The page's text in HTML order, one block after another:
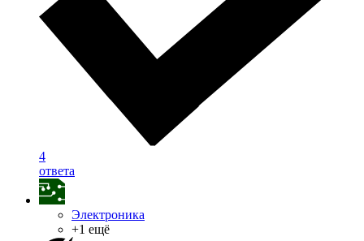
4
ответа
Электроника
+1 ещё